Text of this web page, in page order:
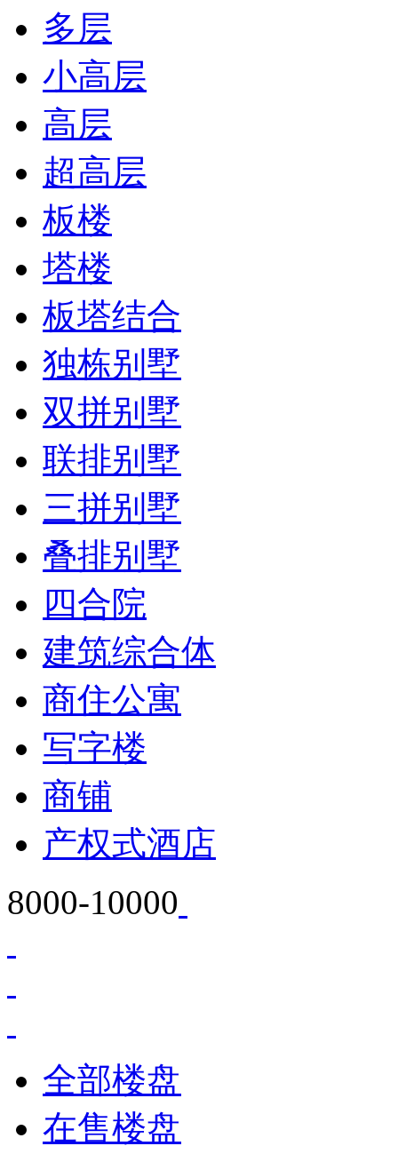
多层
小高层
高层
超高层
板楼
塔楼
板塔结合
独栋别墅
双拼别墅
联排别墅
三拼别墅
叠排别墅
四合院
建筑综合体
商住公寓
写字楼
商铺
产权式酒店
8000-10000
全部楼盘
在售楼盘